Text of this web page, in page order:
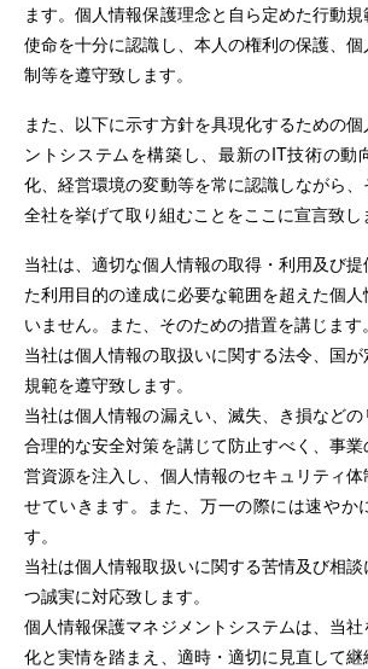
ます。個人情報保護理念と自ら定めた行動
使命を十分に認識し、本人の権利の保護、
制等を遵守致します。
また、以下に示す方針を具現化するための
ントシステムを構築し、最新のIT技術の動
化、経営環境の変動等を常に認識しながら、
全社を挙げて取り組むことをここに宣言致し
当社は、適切な個人情報の取得・利用及び
た利用目的の達成に必要な範囲を超えた個
いません。また、そのための措置を講じます。
当社は個人情報の取扱いに関する法令、国
規範を遵守致します。
当社は個人情報の漏えい、滅失、き損などの
合理的な安全対策を講じて防止すべく、事
営資源を注入し、個人情報のセキュリティ
せていきます。また、万一の際には速やか
す。
当社は個人情報取扱いに関する苦情及び相
つ誠実に対応致します。
個人情報保護マネジメントシステムは、当
化と実情を踏まえ、適時・適切に見直して